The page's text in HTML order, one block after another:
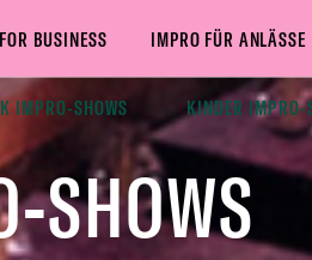
BUSINESS IMPRO FÜR ANLÄSSE
IMPRO-SHOWS KINDER IMPRO-
SHOWS